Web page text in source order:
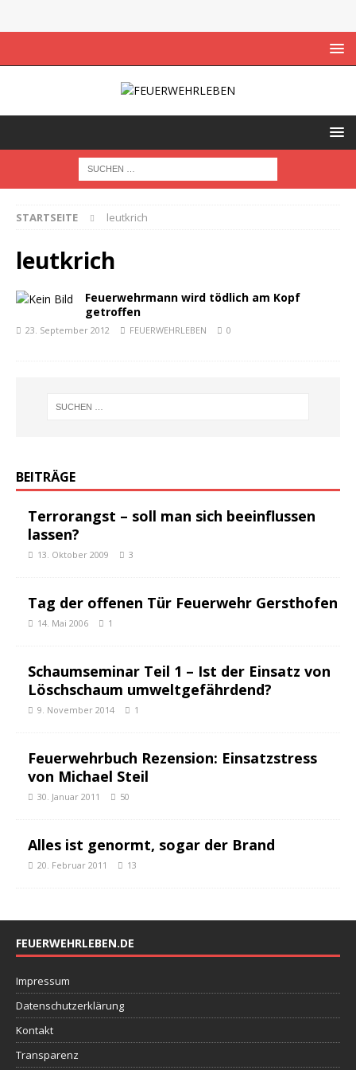
STARTSEITE leutkrich
leutkrich
Feuerwehrmann wird tödlich am Kopf
getroffen
23. September 2012 FEUERWEHRLEBEN 0
BEITRÄGE
Terrorangst – soll man sich beeinflussen
lassen?
13. Oktober 2009 3
Tag der offenen Tür Feuerwehr Gersthofen
14. Mai 2006 1
Schaumseminar Teil 1 – Ist der Einsatz von
Löschschaum umweltgefährdend?
9. November 2014 1
Feuerwehrbuch Rezension: Einsatzstress
von Michael Steil
30. Januar 2011 50
Alles ist genormt, sogar der Brand
20. Februar 2011 13
FEUERWEHRLEBEN.DE
Impressum
Datenschutzerklärung
Kontakt
Transparenz